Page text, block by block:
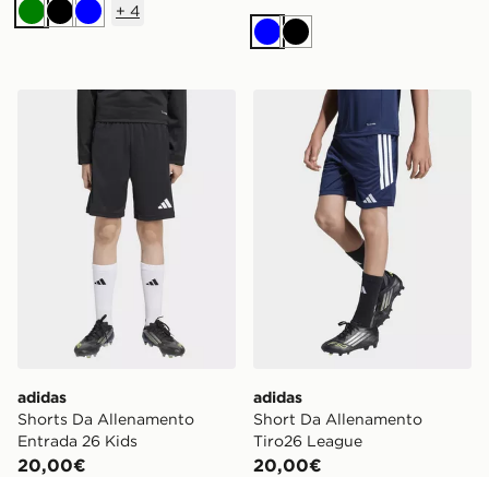
VerdeNero
Blu
+ 4
BluNero
adidas Shorts Da Allenamento Entrada 26 Kids
adidas
Shorts Da Allenamento
Entrada 26 Kids
20,00€
adidas Short Da
adidas
Short Da Allenamento
Tiro26 League
20,00€